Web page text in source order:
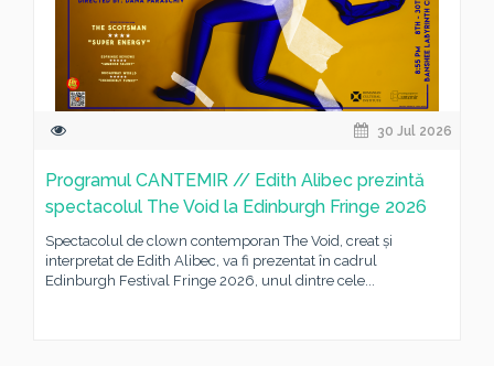
30 Jul 2026
Programul CANTEMIR // Edith Alibec prezintă
spectacolul The Void la Edinburgh Fringe 2026
Spectacolul de clown contemporan The Void, creat și
interpretat de Edith Alibec, va fi prezentat în cadrul
Edinburgh Festival Fringe 2026, unul dintre cele...